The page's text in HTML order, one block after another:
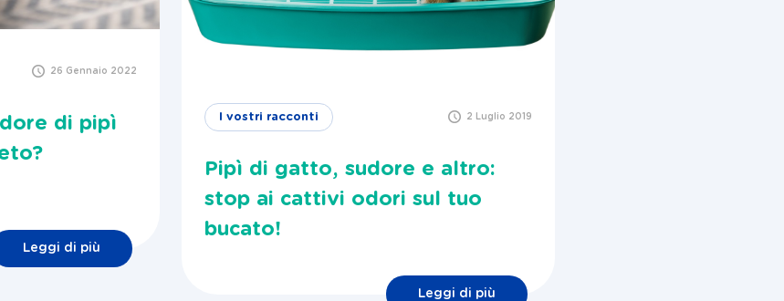
26 Gennaio 2022
di pipì
Leggi di più
I vostri racconti 2 Luglio 2019
Pipì di gatto, sudore e altro:
stop ai cattivi odori sul tuo
bucato!
Leggi di più